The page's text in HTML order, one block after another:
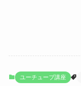
ユーチューブ講座